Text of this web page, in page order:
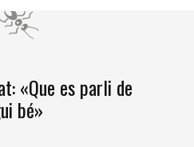
«Que es parli de
bé»